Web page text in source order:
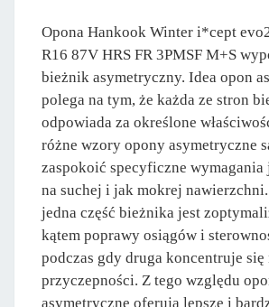
Opona Hankook Winter i*cept
R16 87V HRS FR 3PMSF M+S
bieżnik asymetryczny. Idea opon
polega na tym, że każda ze stron
odpowiada za określone
różne wzory opony asymetryczne
zaspokoić specyficzne wymagania
na suchej i jak mokrej
jedna część bieżnika jest
kątem poprawy osiągów i
podczas gdy druga koncentruje się
przyczepności. Z tego względu
asymetryczne oferują lepsze i